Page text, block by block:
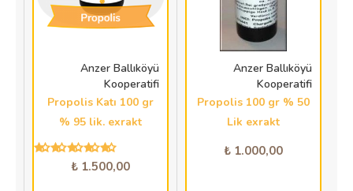
Anzer Ballıköyü
Kooperatifi
Propolis 100 gr % 50
Lik exrakt
1.000,00 ₺
Anzer Ballıköyü
Kooperatifi
Propolis Katı 100 gr
% 95 lik. exrakt
1.500,00 ₺